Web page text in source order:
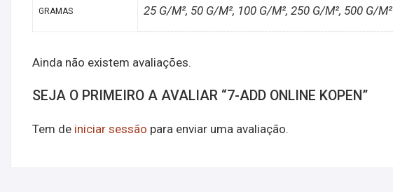
GRAMAS 25 G/M², 50 G/M², 100 G/M², 250 G/M², 500 G/M²
Ainda não existem avaliações.
SEJA O PRIMEIRO A AVALIAR “7-ADD ONLINE KOPEN”
Tem de iniciar sessão para enviar uma avaliação.